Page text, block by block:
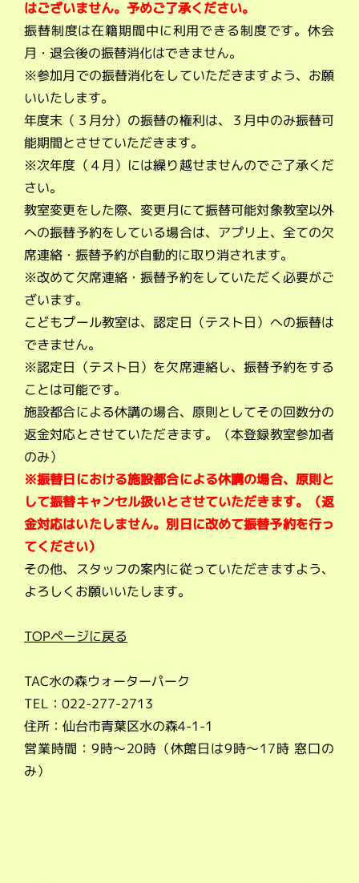
はございません。予めご了承ください。
振替制度は在籍期間中に利用できる制度です。休会
月・退会後の振替消化はできません。
※参加月での振替消化をしていただきますよう、お願
いいたします。
年度末（３月分）の振替の権利は、３月中のみ振替可
能期間とさせていただきます。
※次年度（４月）には繰り越せませんのでご了承くだ
さい。
教室変更をした際、変更月にて振替可能対象教室以外
への振替予約をしている場合は、アプリ上、全ての欠
席連絡・振替予約が自動的に取り消されます。
※改めて欠席連絡・振替予約をしていただく必要がご
ざいます。
こどもプール教室は、認定日（テスト日）への振替は
できません。
※認定日（テスト日）を欠席連絡し、振替予約をする
ことは可能です。
施設都合による休講の場合、原則としてその回数分の
返金対応とさせていただきます。（本登録教室参加者
のみ）
※振替日における施設都合による休講の場合、原則と
して振替キャンセル扱いとさせていただきます。（返
金対応はいたしません。別日に改めて振替予約を行っ
てください）
その他、スタッフの案内に従っていただきますよう、
よろしくお願いいたします。
TOPページに戻る
TAC水の森ウォーターパーク
TEL：022-277-2713
住所：仙台市青葉区水の森4-1-1
営業時間：9時～20時（休館日は9時～17時 窓口の
み）